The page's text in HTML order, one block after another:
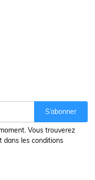
S’abonner
Vous trouverez
dans les conditions